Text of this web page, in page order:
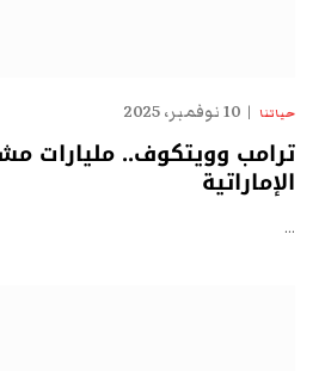
حياتنا 10 نوفمبر، 2025
ترامب وويتكوف.. مليارات
الإماراتية
…